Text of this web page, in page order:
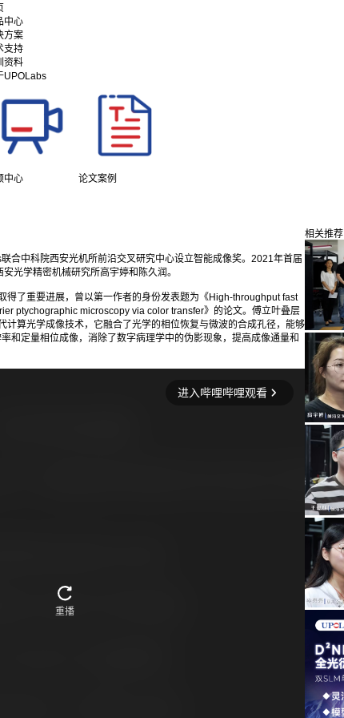
中心
方案
支持
资料
UPOLabs
中心 论文案例
合中科院西安光机所前沿交叉研究中心设立智能成像奖。2021年首届
光学精密机械研究所高宇婷和陈久润。
得了重要进展，曾以第一作者的身份发表题为《High-throughput fast
ptychographic microscopy via color transfer》的论文。傅立叶叠层
计算光学成像技术，它融合了光学的相位恢复与微波的合成孔径，能够
和定量相位成像，消除了数字病理学中的伪影现象，提高成像通量和
相关推荐